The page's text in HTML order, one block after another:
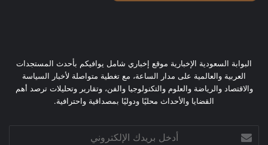
البوابة السعودية الإخبارية موقع إخباري شامل يوافيكم بأحدث المستجدات
العربية والعالمية على مدار الساعة، مع تغطية متواصلة لأخبار السياسة
والاقتصاد والرياضة والعلوم والتكنولوجيا والفن، وتقارير وتحليلات ترصد أهم
القضايا والأحداث محليًا ودوليًا بمصداقية واحترافية.